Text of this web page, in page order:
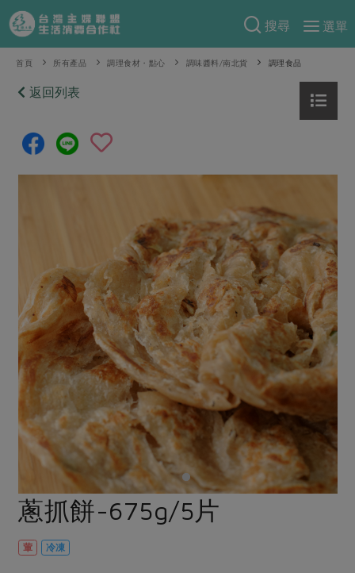
搜尋
選單
產品分類
當季蔬果
芽苗類
辛香料類
乳製品
豆製品 米麵雜糧
肉品・水產
畜產肉類 水產
水畜加工品
調理食材・點心
調味醬料/南北貨 烘焙
休閒零嘴 沖泡飲品
保健食品
食譜料理
食材
常備菜
蔬食
蛋料理
料理方式
烘焙．點心
醬料
湯品．鍋物
漬物
特別企畫
預購活動
防災用品預購圓滿結束
2026年端午節預購圓滿結束
更多預購活動
當季產品
合作25-經典快閃最後一週
合作25-精選產品第四彈
合作25-精選產品第三彈
更多當季產品
議題活動
主婦聯盟X樂齡網特約優惠案
綠主張
一籃菜真心話
社內大小事 合作聯合國
產品故事 生活提案
樂齡生活 親子食育
廚房瑜伽
關注議題
減硝酸鹽 惜食
非基改運動 支持本土農糧
廢核運動 能源議題
減添加物 減塑減廢
公益金
關於我們
合作社組織
員工與求才
產品檢驗
自主把關
檢驗報告
社員權益
首頁 所有產品 調理食材・點心 調味醬料/南北貨 調理食品
返回列表
蔥抓餅-675g/5片
葷 冷凍